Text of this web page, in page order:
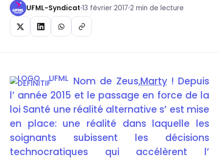
UFML-Syndicat 13 février 2017 2 min de lecture
Nom de Zeus,Marty! Depuis
l’ année 2015 et le passage en force de la
loi Santé une réalité alternative s’ est mise
en place: une réalité dans laquelle les
soignants subissent les décisions
technocratiques qui accélèrent l’